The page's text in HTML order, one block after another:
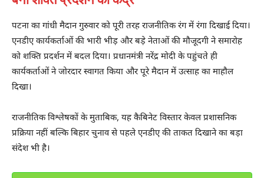
पटना का गांधी मैदान गुरुवार को पूरी तरह राजनीतिक रंग में रंगा दिखाई दिया।
एनडीए कार्यकर्ताओं की भारी भीड़ और बड़े नेताओं की मौजूदगी ने समारोह
को शक्ति प्रदर्शन में बदल दिया। प्रधानमंत्री नरेंद्र मोदी के पहुंचते ही
कार्यकर्ताओं ने जोरदार स्वागत किया और पूरे मैदान में उत्साह का माहौल
दिखा।
राजनीतिक विश्लेषकों के मुताबिक, यह कैबिनेट विस्तार केवल प्रशासनिक
प्रक्रिया नहीं बल्कि बिहार चुनाव से पहले एनडीए की ताकत दिखाने का बड़ा
संदेश भी है।